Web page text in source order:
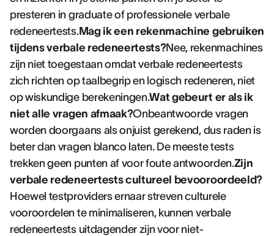
presteren in graduate of professionele verbale
redeneertests.Mag ik een rekenmachine gebruiken
tijdens verbale redeneertests?Nee, rekenmachines
zijn niet toegestaan omdat verbale redeneertests
zich richten op taalbegrip en logisch redeneren, niet
op wiskundige berekeningen.Wat gebeurt er als ik
niet alle vragen afmaak?Onbeantwoorde vragen
worden doorgaans als onjuist gerekend, dus raden is
beter dan vragen blanco laten. De meeste tests
trekken geen punten af voor foute antwoorden.Zijn
verbale redeneertests cultureel bevooroordeeld?
Hoewel testproviders ernaar streven culturele
vooroordelen te minimaliseren, kunnen verbale
redeneertests uitdagender zijn voor niet-